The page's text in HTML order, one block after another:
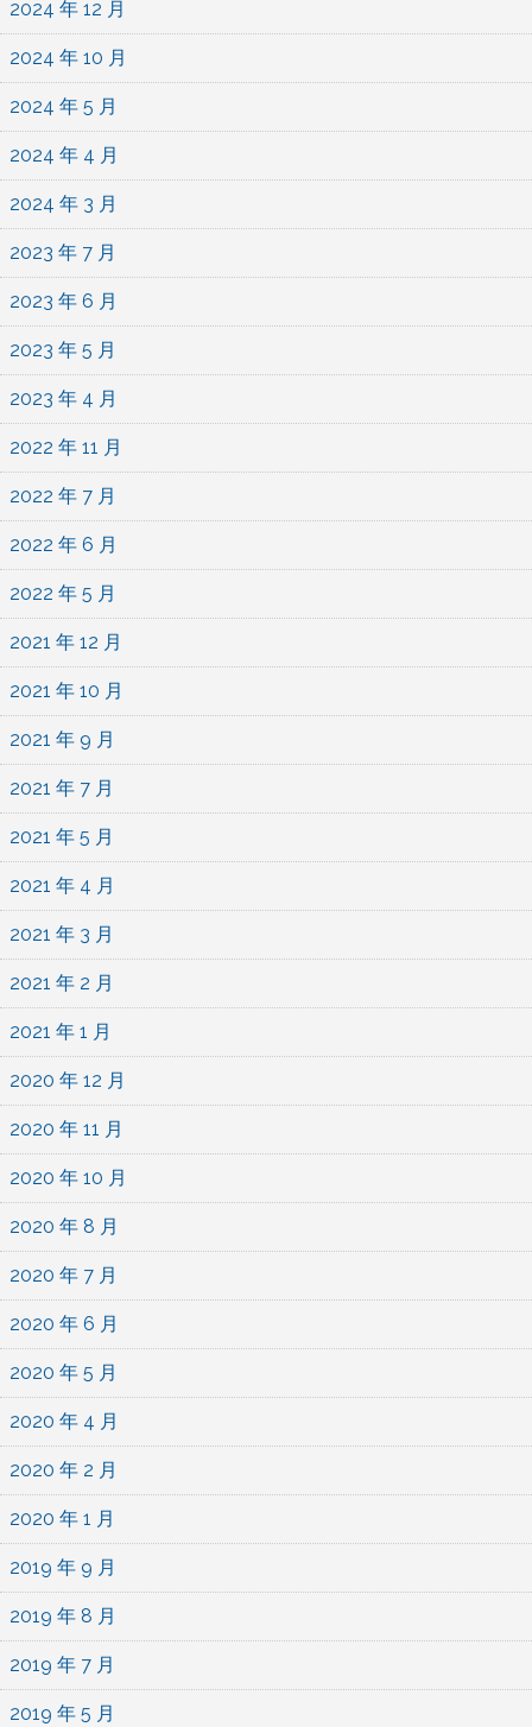
2024 年 12 月
2024 年 10 月
2024 年 5 月
2024 年 4 月
2024 年 3 月
2023 年 7 月
2023 年 6 月
2023 年 5 月
2023 年 4 月
2022 年 11 月
2022 年 7 月
2022 年 6 月
2022 年 5 月
2021 年 12 月
2021 年 10 月
2021 年 9 月
2021 年 7 月
2021 年 5 月
2021 年 4 月
2021 年 3 月
2021 年 2 月
2021 年 1 月
2020 年 12 月
2020 年 11 月
2020 年 10 月
2020 年 8 月
2020 年 7 月
2020 年 6 月
2020 年 5 月
2020 年 4 月
2020 年 2 月
2020 年 1 月
2019 年 9 月
2019 年 8 月
2019 年 7 月
2019 年 5 月